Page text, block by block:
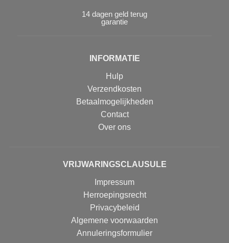
14 dagen geld terug
garantie
INFORMATIE
Hulp
Verzendkosten
Betaalmogelijkheden
Contact
Over ons
VRIJWARINGSCLAUSULE
Impressum
Herroepingsrecht
Privacybeleid
Algemene voorwaarden
Annuleringsformulier